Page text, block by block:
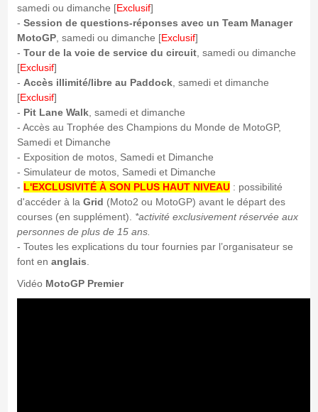
samedi ou dimanche [Exclusif]
- Session de questions-réponses avec un Team Manager
MotoGP, samedi ou dimanche [Exclusif]
- Tour de la voie de service du circuit, samedi ou dimanche
[Exclusif]
- Accès illimité/libre au Paddock, samedi et dimanche
[Exclusif]
- Pit Lane Walk, samedi et dimanche
- Accès au Trophée des Champions du Monde de MotoGP,
Samedi et Dimanche
- Exposition de motos, Samedi et Dimanche
- Simulateur de motos, Samedi et Dimanche
- L'EXCLUSIVITÉ À SON PLUS HAUT NIVEAU: possibilité
d'accéder à la Grid (Moto2 ou MotoGP) avant le départ des
courses (en supplément). *activité exclusivement réservée aux
personnes de plus de 15 ans.
- Toutes les explications du tour fournies par l’organisateur se
font en anglais
Vidéo MotoGP Premier